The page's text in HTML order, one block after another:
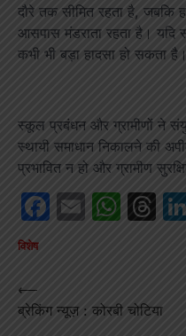
दौरे तक सीमित रहता है, जबकि
आसपास मंडराता रहता है। यदि
कभी भी बड़ा हादसा हो सकता है।
स्कूल प्रबंधन और ग्रामीणों ने
स्थायी समाधान निकालने की
प्रभावित न हो और ग्रामीण
Facebook
Email
विशेष
Post
navigation
⟵
ब्रेकिंग न्यूज़ : कोरबी चोटिया